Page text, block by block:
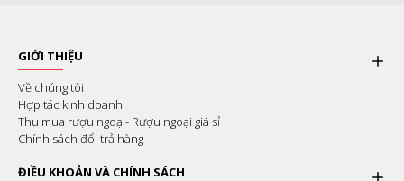
GIỚI THIỆU
Về chúng tôi
Hợp tác kinh doanh
Thu mua rượu ngoại- Rượu ngoại giá sỉ
Chính sách đổi trả hàng
ĐIỀU KHOẢN VÀ CHÍNH SÁCH